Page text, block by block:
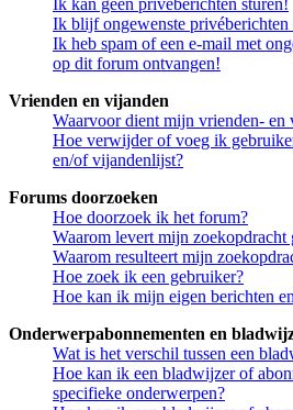
Ik kan geen privéberichten sturen!
Ik blijf ongewenste privéberichten
Ik heb spam of een e-mail met
op dit forum ontvangen!
Vrienden en vijanden
Waarvoor dient mijn vrienden- en
Hoe verwijder of voeg ik
en/of vijandenlijst?
Forums doorzoeken
Hoe doorzoek ik het forum?
Waarom levert mijn zoekopdracht
Waarom resulteert mijn
Hoe zoek ik een gebruiker?
Hoe kan ik mijn eigen berichten
Onderwerpabonnementen en
Wat is het verschil tussen een
Hoe kan ik een bladwijzer of
specifieke onderwerpen?